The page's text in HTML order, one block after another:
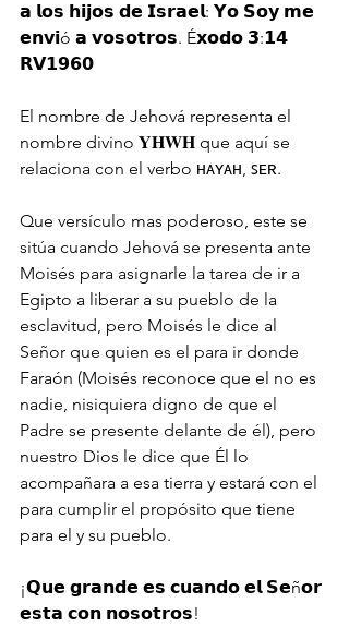
𝗮 𝗹𝗼𝘀 𝗵𝗶𝗷𝗼𝘀 𝗱𝗲 𝗜𝘀𝗿𝗮𝗲𝗹: 𝗬𝗼 𝗦𝗼𝘆 𝗺𝗲
𝗲𝗻𝘃𝗶ó 𝗮 𝘃𝗼𝘀𝗼𝘁𝗿𝗼𝘀. É𝘅𝗼𝗱𝗼 𝟯:𝟭𝟰
𝗥𝗩𝟭𝟵𝟲𝟬
El nombre de Jehová representa el
nombre divino 𝐘𝐇𝐖𝐇 que aquí se
relaciona con el verbo ʜᴀʏᴀʜ, ꜱᴇʀ.
Que versículo mas poderoso, este se
sitúa cuando Jehová se presenta ante
Moisés para asignarle la tarea de ir a
Egipto a liberar a su pueblo de la
esclavitud, pero Moisés le dice al
Señor que quien es el para ir donde
Faraón (Moisés reconoce que el no es
nadie, nisiquiera digno de que el
Padre se presente delante de él), pero
nuestro Dios le dice que Él lo
acompañara a esa tierra y estará con el
para cumplir el propósito que tiene
para el y su pueblo.
¡𝗤𝘂𝗲 𝗴𝗿𝗮𝗻𝗱𝗲 𝗲𝘀 𝗰𝘂𝗮𝗻𝗱𝗼 𝗲𝗹 𝗦𝗲ñ𝗼𝗿
𝗲𝘀𝘁𝗮 𝗰𝗼𝗻 𝗻𝗼𝘀𝗼𝘁𝗿𝗼𝘀!